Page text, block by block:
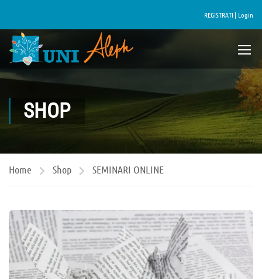
REGISTRATI | Login
SHOP
Home Shop SEMINARI ONLINE